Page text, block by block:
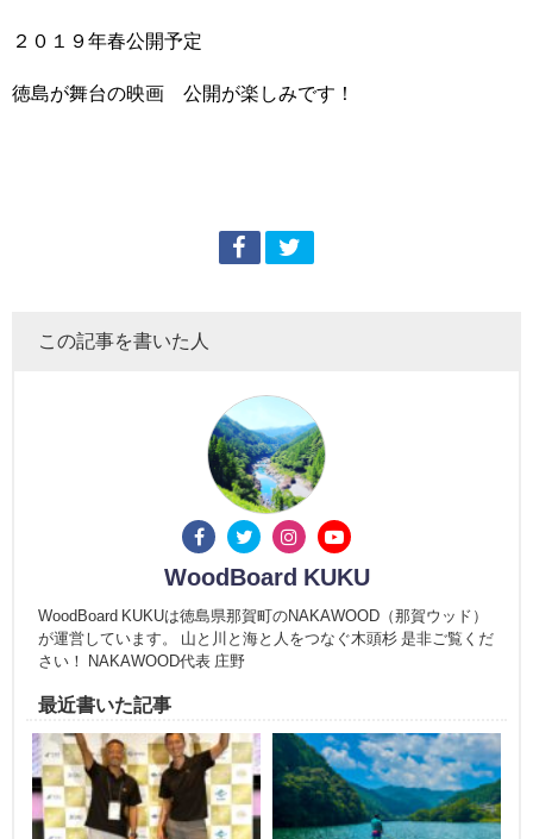
２０１９年春公開予定
徳島が舞台の映画 公開が楽しみです！
この記事を書いた人
WoodBoard KUKU
WoodBoard KUKUは徳島県那賀町のNAKAWOOD（那賀ウッド）
が運営しています。 山と川と海と人をつなぐ木頭杉 是非ご覧くだ
さい！ NAKAWOOD代表 庄野
最近書いた記事